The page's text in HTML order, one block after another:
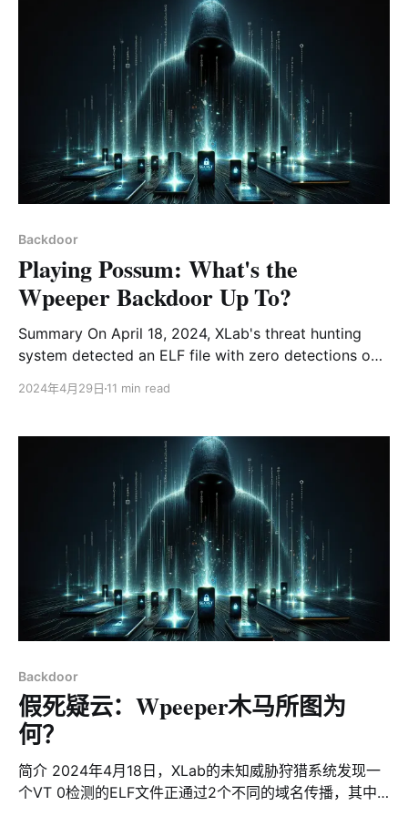
最近3个月使用了大量的已知漏洞传播样本，总数达80多
个。具体漏洞如下： 这些漏洞影响的厂商设备如下：
vendor Name product Name A-MTK Camera Apache
ActiveMQ Apache Log4j Apache Rocketmq Avtech
Camera Barni Master Ip Camera01 Firmware Billion
5200W-T Firmware Cacti Cacti Cambiumnetworks
Cnpilot R190V Firmware Cisco Linksys Firmware
Ctekproducts Sk
Backdoor
Playing Possum: What's the
Wpeeper Backdoor Up To?
Summary On April 18, 2024, XLab's threat hunting
system detected an ELF file with zero detections on
domains. One of the domains was marked as
recently registered and had no detections, drawing
2024年4月29日 11 min read
Backdoor
假死疑云：Wpeeper木马所图为
何？
简介 2024年4月18日，XLab的未知威胁狩猎系统发现一
个VT 0检测的ELF文件正通过2个不同的域名传播，其中